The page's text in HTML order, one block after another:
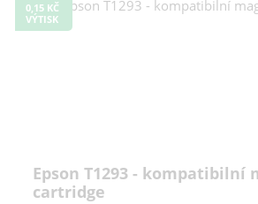
0,15 KČ
VÝTISK
Epson T1293 - kompatibilní
cartridge